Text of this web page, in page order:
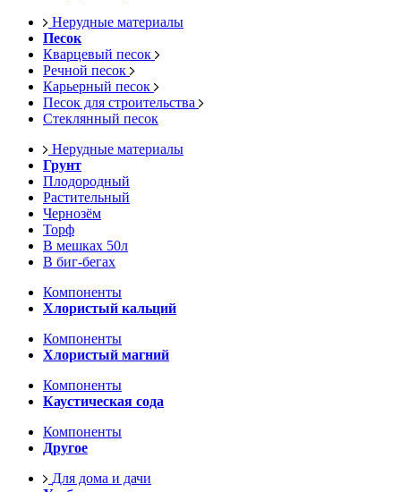
Нерудные материалы
Песок
Кварцевый песок
Речной песок
Карьерный песок
Песок для строительства
Стеклянный песок
Нерудные материалы
Грунт
Плодородный
Растительный
Чернозём
Торф
В мешках 50л
В биг-бегах
Компоненты
Хлористый кальций
Компоненты
Хлористый магний
Компоненты
Каустическая сода
Компоненты
Другое
Для дома и дачи